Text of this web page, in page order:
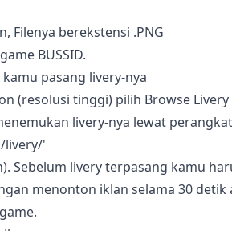
Filenya berekstensi .PNG
BUSSID.
pasang livery-nya
(resolusi tinggi) pilih Browse
livery-nya lewat
livery/'
Sebelum livery terpasang kamu
menonton iklan selama 30 detik